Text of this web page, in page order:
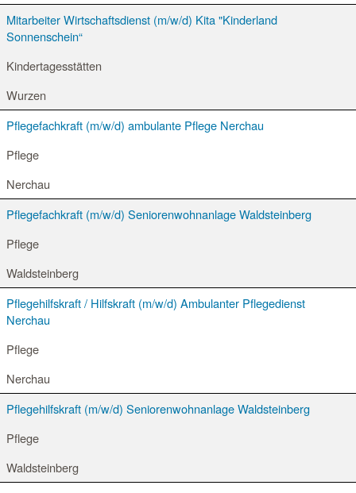
Mitarbeiter Wirtschaftsdienst (m/w/d) Kita "Kinderland
Sonnenschein“
Kindertagesstätten
Wurzen
Pflegefachkraft (m/w/d) ambulante Pflege Nerchau
Pflege
Nerchau
Pflegefachkraft (m/w/d) Seniorenwohnanlage Waldsteinberg
Pflege
Waldsteinberg
Pflegehilfskraft / Hilfskraft (m/w/d) Ambulanter Pflegedienst
Nerchau
Pflege
Nerchau
Pflegehilfskraft (m/w/d) Seniorenwohnanlage Waldsteinberg
Pflege
Waldsteinberg